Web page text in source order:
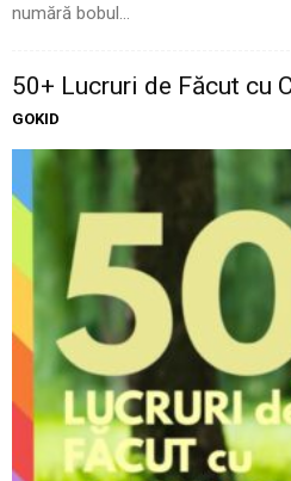
numără bobul...
50+ Lucruri de Făcut cu
GOKID